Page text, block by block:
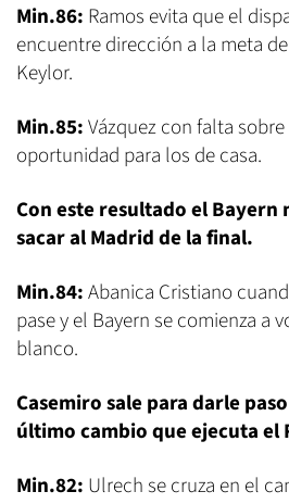
Min.86: Ramos evita que el
encuentre dirección a la meta
Keylor.
Min.85:Vázquez con falta
oportunidad para los de casa.
Con este resultado el Bayern
sacar al Madrid de la final.
Min.84:Abanica Cristiano
pase y el Bayern se comienza a
blanco.
Casemiro sale para darle
último cambio que ejecuta el
Min.82: Ulrech se cruza en el